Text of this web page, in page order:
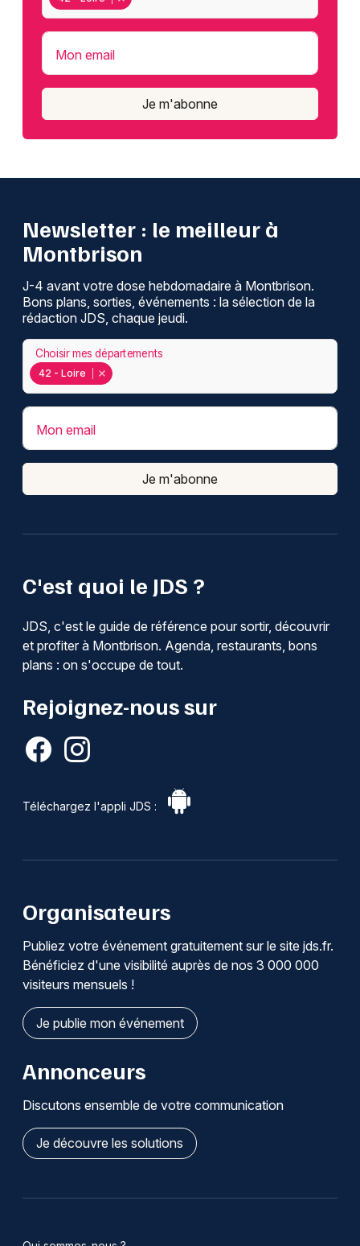
Mon email
Je m'abonne
C'est quoi le JDS ?
JDS, c'est le guide de référence pour sortir, découvrir
et profiter à Montbrison. Agenda, restaurants, bons
plans : on s'occupe de tout.
Rejoignez-nous sur
Téléchargez l'appli JDS :
Newsletter : le meilleur à
Montbrison
J-4 avant votre dose hebdomadaire à Montbrison.
Bons plans, sorties, événements : la sélection de la
rédaction JDS, chaque jeudi.
42 - Loire
Choisir mes départements
Mon email
Je m'abonne
Organisateurs
Publiez votre événement gratuitement sur le site jds.fr.
Bénéficiez d'une visibilité auprès de nos 3 000 000
visiteurs mensuels !
Je publie mon événement
Annonceurs
Discutons ensemble de votre communication
Je découvre les solutions